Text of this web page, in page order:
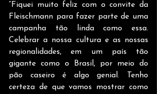
“Fiquei muito feliz com o convite da
Fleischmann para fazer parte de uma
campanha tão linda como essa.
Celebrar a nossa cultura e as nossas
regionalidades, em um país tão
gigante como o Brasil, por meio do
pão caseiro é algo genial. Tenho
certeza de que vamos mostrar como